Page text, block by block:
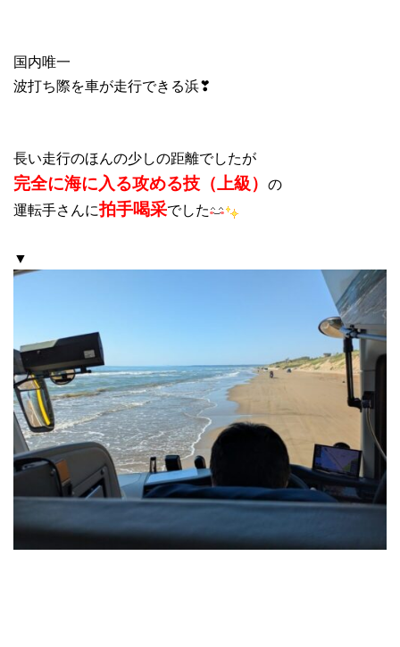
国内唯一
波打ち際を車が走行できる浜❣
長い走行のほんの少しの距離でしたが
完全に海に入る攻める技（上級） の
運転手さんに拍手喝采でした
▼